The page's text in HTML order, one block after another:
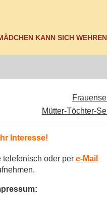
KANN SICH
Mütter-Töchter-
Interesse!
telefonisch oder pere-Mail